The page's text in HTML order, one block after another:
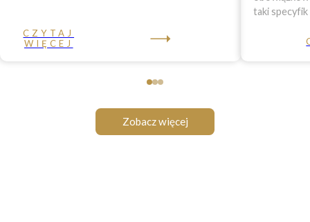
CZYTAJ
WIĘCEJ
taki specyfik
Zobacz więcej